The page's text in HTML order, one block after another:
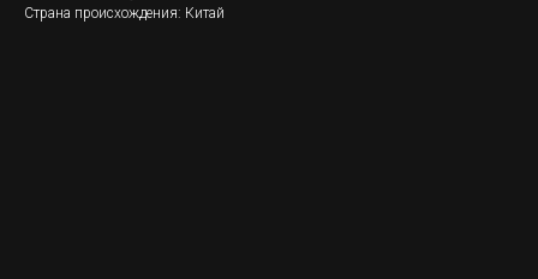
Страна происхождения: Китай